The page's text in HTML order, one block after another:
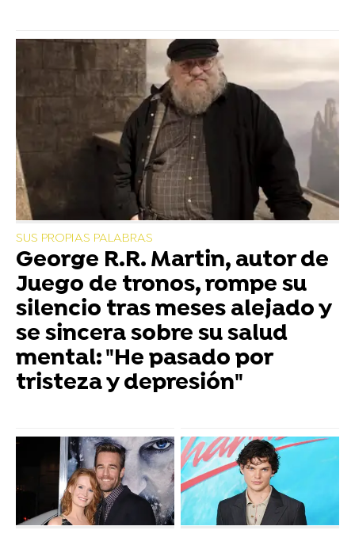
SUS PROPIAS PALABRAS
George R.R. Martin, autor de
Juego de tronos, rompe su
silencio tras meses alejado y
se sincera sobre su salud
mental: "He pasado por
tristeza y depresión"